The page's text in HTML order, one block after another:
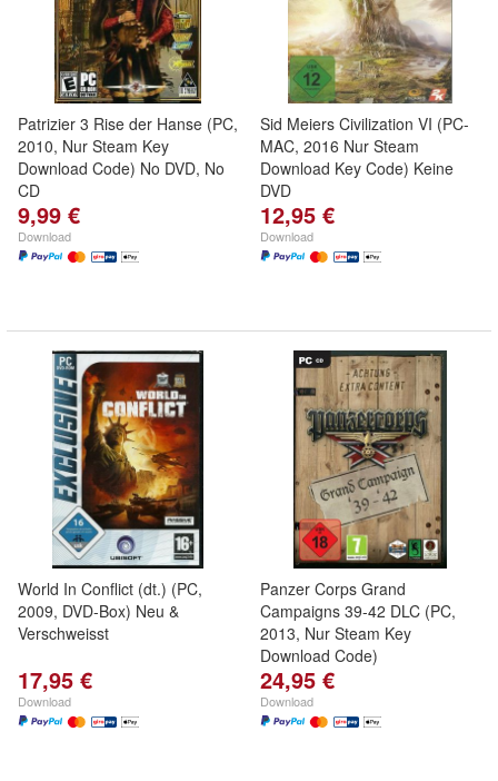
Patrizier 3 Rise der Hanse (PC,
2010, Nur Steam Key
Download Code) No DVD, No
CD
9,99 €
Download
Sid Meiers Civilization VI (PC-
MAC, 2016 Nur Steam
Download Key Code) Keine
DVD
12,95 €
Download
World In Conflict (dt.) (PC,
2009, DVD-Box) Neu &
Verschweisst
17,95 €
Download
Panzer Corps Grand
Campaigns 39-42 DLC (PC,
2013, Nur Steam Key
Download Code)
24,95 €
Download